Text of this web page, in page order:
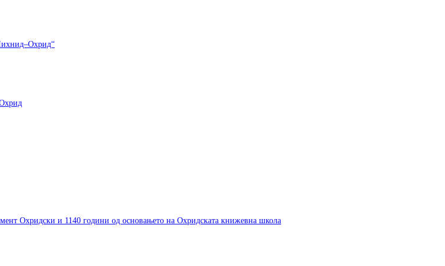
Охрид
Охридски и 1140 години од основањето на Охридската книжевна школа